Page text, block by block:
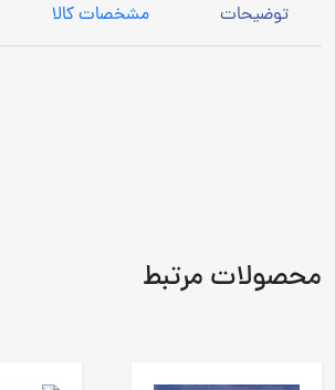
توضیحات مشخصات کالا
محصولات مرتبط